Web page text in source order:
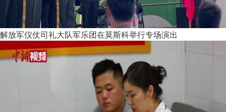
解放军仪仗司礼大队军乐团在莫斯科举行专场演出